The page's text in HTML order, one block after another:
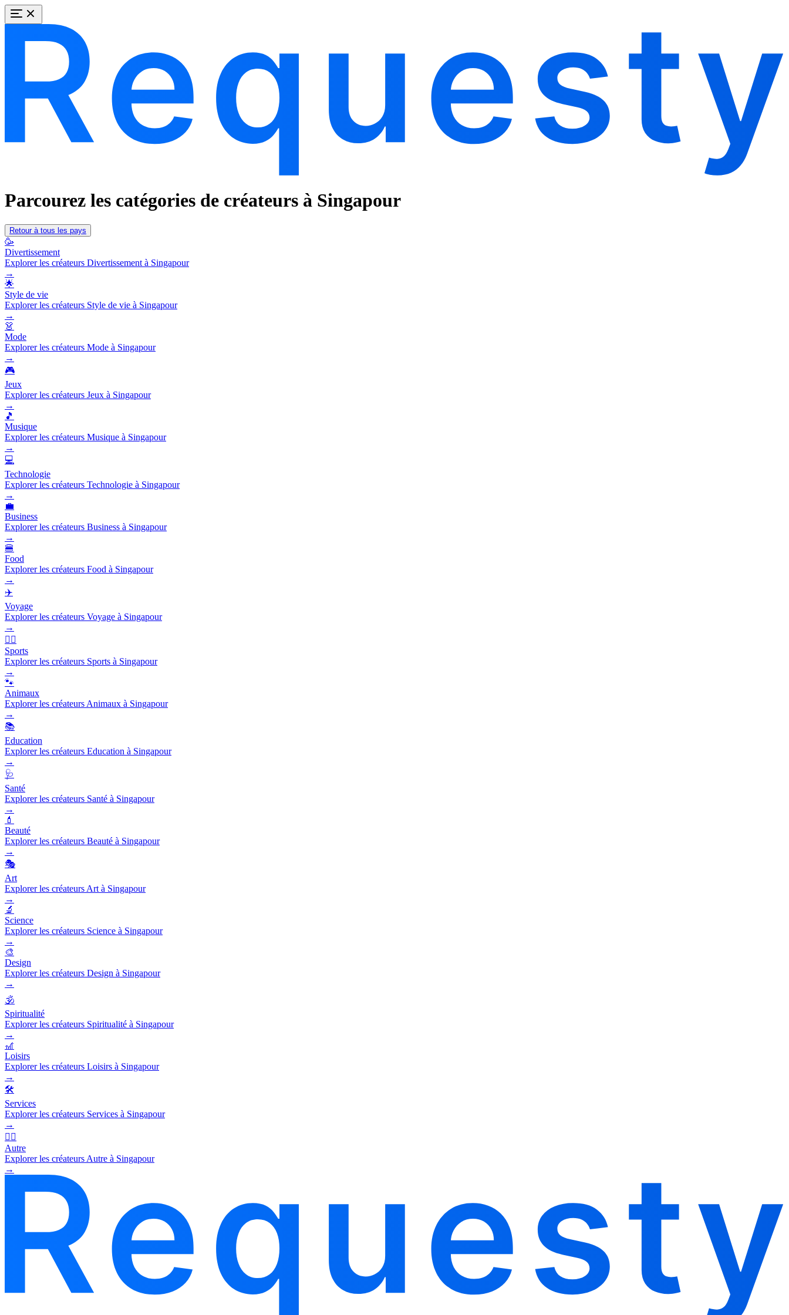
Parcourez les catégories de créateurs à Singapour
Retour à tous les pays
🥳
Divertissement
Explorer les créateurs Divertissement à Singapour
→
🌟
Style de vie
Explorer les créateurs Style de vie à Singapour
→
👗
Mode
Explorer les créateurs Mode à Singapour
→
🎮
Jeux
Explorer les créateurs Jeux à Singapour
→
🎵
Musique
Explorer les créateurs Musique à Singapour
→
💻
Technologie
Explorer les créateurs Technologie à Singapour
→
💼
Business
Explorer les créateurs Business à Singapour
→
🍔
Food
Explorer les créateurs Food à Singapour
→
✈️
Voyage
Explorer les créateurs Voyage à Singapour
→
🏃‍♂️
Sports
Explorer les créateurs Sports à Singapour
→
🐾
Animaux
Explorer les créateurs Animaux à Singapour
→
📚
Education
Explorer les créateurs Education à Singapour
→
🩺
Santé
Explorer les créateurs Santé à Singapour
→
💄
Beauté
Explorer les créateurs Beauté à Singapour
→
🎭
Art
Explorer les créateurs Art à Singapour
→
🔬
Science
Explorer les créateurs Science à Singapour
→
🎨
Design
Explorer les créateurs Design à Singapour
→
🕉️
Spiritualité
Explorer les créateurs Spiritualité à Singapour
→
🎢
Loisirs
Explorer les créateurs Loisirs à Singapour
→
🛠️
Services
Explorer les créateurs Services à Singapour
→
🧜‍♂️
Autre
Explorer les créateurs Autre à Singapour
→